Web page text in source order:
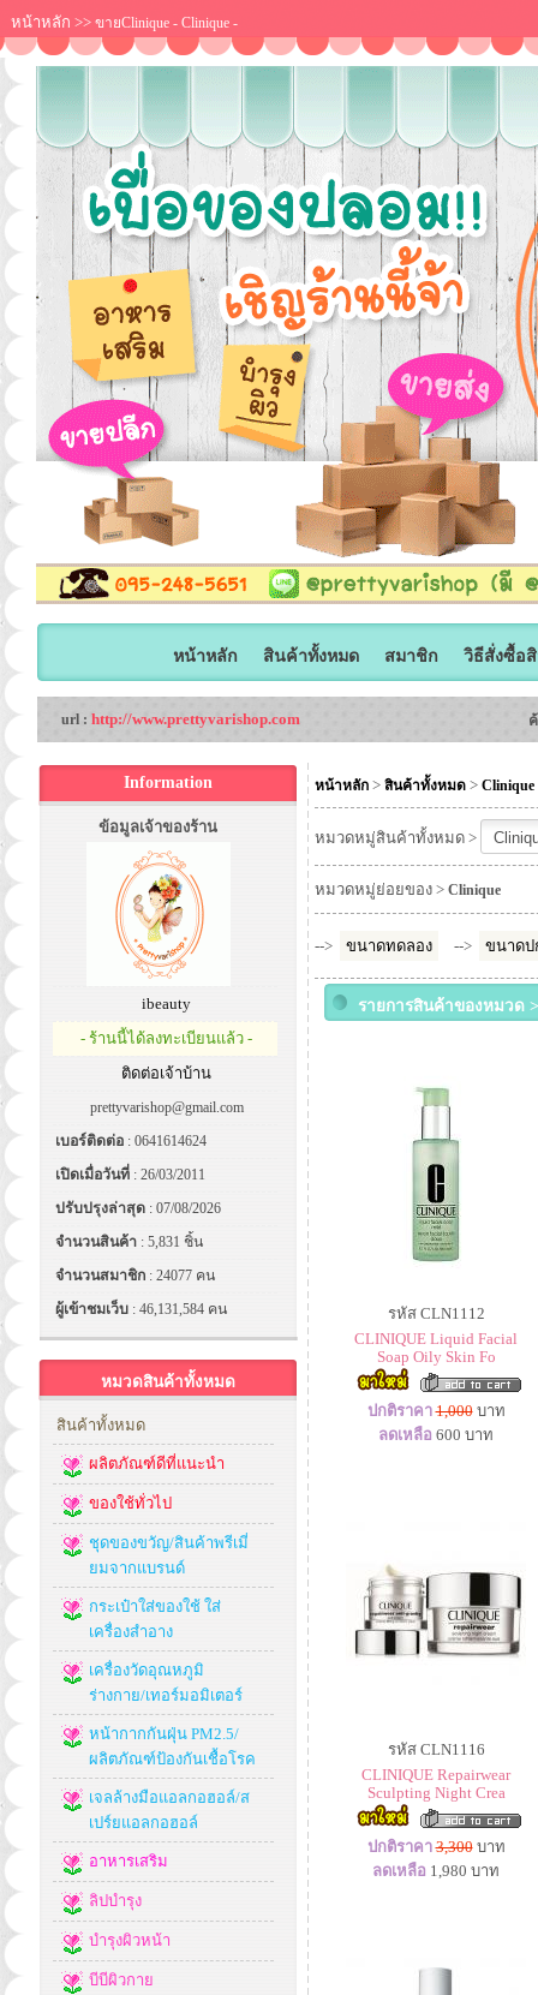
หน้าหลัก >> ขายClinique - Clinique -
หน้าหลัก สินค้าทั้งหมด สมาชิก วิธีสั่งซื้อ
url : http://www.prettyvarishop.com
Information
ข้อมูลเจ้าของร้าน
ibeauty
- ร้านนี้ได้ลงทะเบียนแล้ว -
ติดต่อเจ้าบ้าน
prettyvarishop@gmail.com
เบอร์ติดต่อ : 0641614624
เปิดเมื่อวันที่ : 26/03/2011
ปรับปรุงล่าสุด : 07/08/2026
จำนวนสินค้า : 5,831 ชิ้น
จำนวนสมาชิก : 24077 คน
ผู้เข้าชมเว็บ : 46,131,584 คน
หมวดสินค้าทั้งหมด
สินค้าทั้งหมด
ผลิตภัณฑ์ดีที่แนะนำ
ของใช้ทั่วไป
ชุดของขวัญ/สินค้าพรีเมี่
ยมจากแบรนด์
กระเป๋าใส่ของใช้ ใส่
เครื่องสำอาง
เครื่องวัดอุณหภูมิ
ร่างกาย/เทอร์มอมิเตอร์
หน้ากากกันฝุ่น PM2.5/
ผลิตภัณฑ์ป้องกันเชื้อโรค
เจลล้างมือแอลกอฮอล์/ส
เปร์ยแอลกอฮอล์
อาหารเสริม
ลิปบำรุง
บำรุงผิวหน้า
บีบีผิวกาย
หน้าหลัก > สินค้าทั้งหมด > Clinique
หมวดหมู่สินค้าทั้งหมด >
หมวดหมู่ย่อยของ > Clinique
--> ขนาดทดลอง --> ขนาดป
รายการสินค้าของหมวด
รหัส CLN1112
CLINIQUE Liquid Facial
Soap Oily Skin Fo
ปกติราคา 1,000บาท
ลดเหลือ 600 บาท
รหัส CLN1116
CLINIQUE Repairwear
Sculpting Night Crea
ปกติราคา 3,300บาท
ลดเหลือ 1,980 บาท